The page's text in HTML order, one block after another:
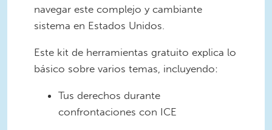
navegar este complejo y cambiante
sistema en Estados Unidos.
Este kit de herramientas gratuito explica lo
básico sobre varios temas, incluyendo:
Tus derechos durante
confrontaciones con ICE